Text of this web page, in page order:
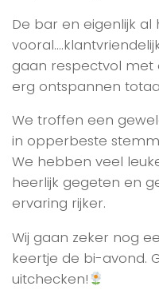
De bar en eigenlijk
gaan respectvol
erg ontspannen
We troffen een
in opperbeste
We hebben veel
heerlijk gegeten en
ervaring rijker.
Wij gaan zeker nog
keertje de bi-avond.
uitchecken!